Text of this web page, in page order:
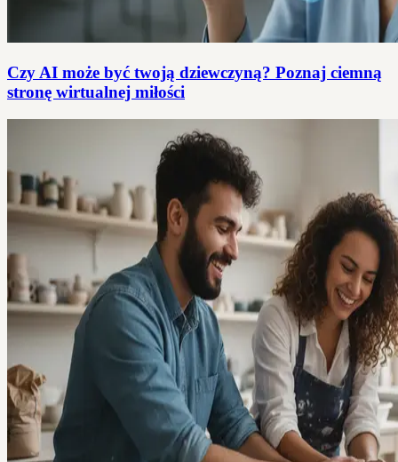
Czy AI może być twoją dziewczyną? Poznaj ciemną
stronę wirtualnej miłości